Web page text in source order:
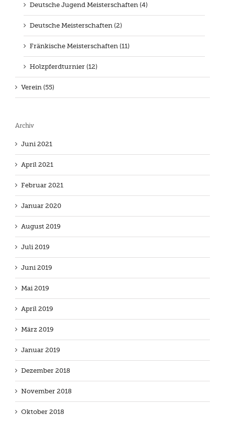
Deutsche Jugend Meisterschaften (4)
Deutsche Meisterschaften (2)
Fränkische Meisterschaften (11)
Holzpferdturnier (12)
Verein (55)
Archiv
Juni 2021
April 2021
Februar 2021
Januar 2020
August 2019
Juli 2019
Juni 2019
Mai 2019
April 2019
März 2019
Januar 2019
Dezember 2018
November 2018
Oktober 2018